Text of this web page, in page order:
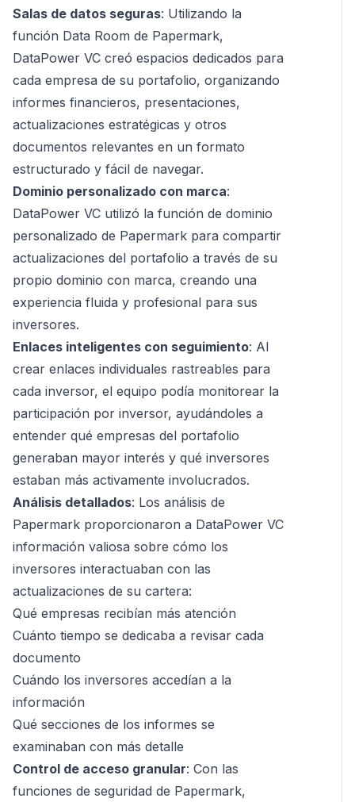
Salas de datos seguras: Utilizando la
función Data Room de Papermark,
DataPower VC creó espacios dedicados para
cada empresa de su portafolio, organizando
informes financieros, presentaciones,
actualizaciones estratégicas y otros
documentos relevantes en un formato
estructurado y fácil de navegar.
Dominio personalizado con marca:
DataPower VC utilizó la función de dominio
personalizado de Papermark para compartir
actualizaciones del portafolio a través de su
propio dominio con marca, creando una
experiencia fluida y profesional para sus
inversores.
Enlaces inteligentes con seguimiento: Al
crear enlaces individuales rastreables para
cada inversor, el equipo podía monitorear la
participación por inversor, ayudándoles a
entender qué empresas del portafolio
generaban mayor interés y qué inversores
estaban más activamente involucrados.
Análisis detallados: Los análisis de
Papermark proporcionaron a DataPower VC
información valiosa sobre cómo los
inversores interactuaban con las
actualizaciones de su cartera:
Qué empresas recibían más atención
Cuánto tiempo se dedicaba a revisar cada
documento
Cuándo los inversores accedían a la
información
Qué secciones de los informes se
examinaban con más detalle
Control de acceso granular: Con las
funciones de seguridad de Papermark,